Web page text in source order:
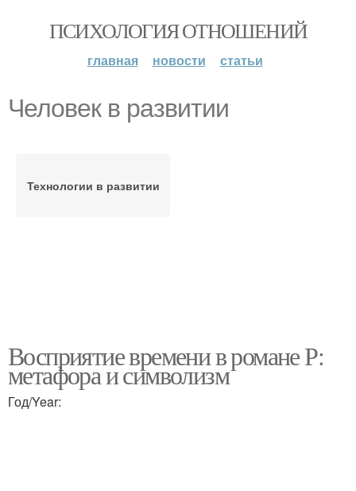
ПСИХОЛОГИЯ ОТНОШЕНИЙ
главная новости статьи
Человек в развитии
Технологии в развитии
Восприятие времени в романе Р:
метафора и символизм
Год/Year: